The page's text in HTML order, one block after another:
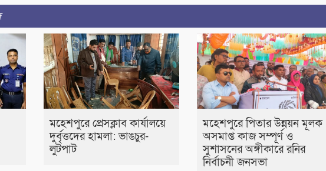
মহেশপুরে প্রেসক্লাব কার্যালয়ে
দুর্বৃত্তদের হামলা: ভাঙচুর-
লুটপাট
মহেশপুরে পিতার উন্নয়ন মূলক
অসমাপ্ত কাজ সম্পূর্ণ ও
সুশাসনের অঙ্গীকারে রনির
নির্বাচনী জনসভা